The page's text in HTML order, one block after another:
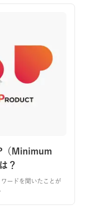
（Minimum
？
ードを聞いたことが